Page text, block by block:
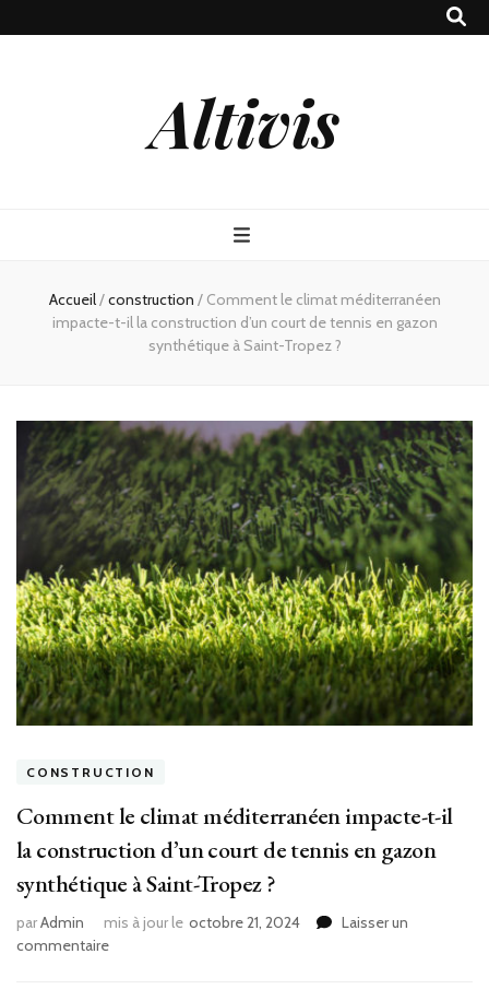
Altivis
Accueil/construction / Comment le climat méditerranéen
impacte-t-il la construction d’un court de tennis en gazon
synthétique à Saint-Tropez ?
CONSTRUCTION
Comment le climat méditerranéen impacte-t-il
la construction d’un court de tennis en gazon
synthétique à Saint-Tropez ?
parAdmin mis à jour le octobre 21, 2024
Laisser un
commentairesur